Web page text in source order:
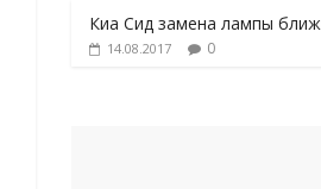
Киа Сид замена лампы
14.08.2017 0